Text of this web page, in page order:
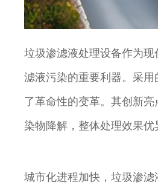
垃圾渗滤液处理设备作为
滤液污染的重要利器。采
了革命性的变革。其创新
染物降解，整体处理效果
城市化进程加快，垃圾渗